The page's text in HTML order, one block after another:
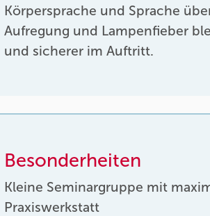
Körpersprache und Sprache
Aufregung und Lampenfieber
und sicherer im Auftritt.
Besonderheiten
Kleine Seminargruppe mit
Praxiswerkstatt